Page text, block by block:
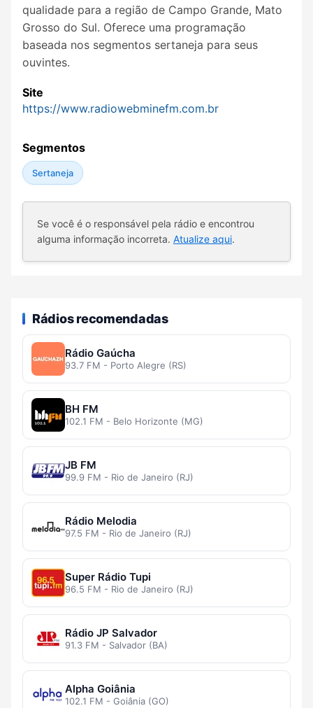
qualidade para a região de Campo Grande, Mato
Grosso do Sul. Oferece uma programação
baseada nos segmentos sertaneja para seus
ouvintes.
Site
https://www.radiowebminefm.com.br
Segmentos
Sertaneja
Se você é o responsável pela rádio e encontrou
alguma informação incorreta. Atualize aqui.
Rádios recomendadas
Rádio Gaúcha
93.7 FM - Porto Alegre (RS)
BH FM
102.1 FM - Belo Horizonte (MG)
JB FM
99.9 FM - Rio de Janeiro (RJ)
Rádio Melodia
97.5 FM - Rio de Janeiro (RJ)
Super Rádio Tupi
96.5 FM - Rio de Janeiro (RJ)
Rádio JP Salvador
91.3 FM - Salvador (BA)
Alpha Goiânia
102.1 FM - Goiânia (GO)